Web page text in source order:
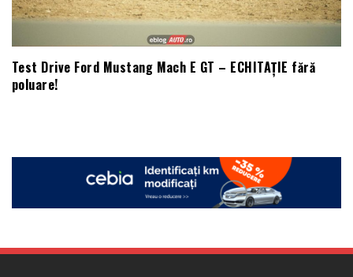
Test Drive Ford Mustang Mach E GT – ECHITAȚIE fără
poluare!